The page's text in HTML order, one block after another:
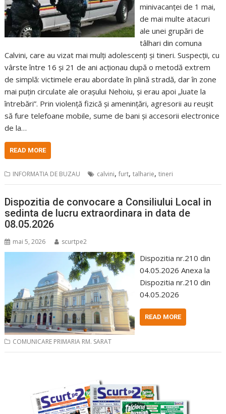
minivacanței de 1 mai,
de mai multe atacuri
ale unei grupări de
tâlhari din comuna
Calvini, care au vizat mai mulți adolescenți și tineri. Suspecții, cu
vârste între 16 și 21 de ani acționau după o metodă extrem
de simplă: victimele erau abordate în plină stradă, dar în zone
mai puțin circulate ale orașului Nehoiu, și erau apoi „luate la
întrebări”. Prin violență fizică și amenințări, agresorii au reușit
să fure telefoane mobile, sume de bani și accesorii electronice
de la…
READ MORE
INFORMATIA DE BUZAU calvini,furt,talharie,tineri
Dispozitia de convocare a Consiliului Local in
sedinta de lucru extraordinara in data de
08.05.2026
mai 5, 2026 scurtpe2
Dispozitia nr.210 din
04.05.2026 Anexa la
Dispozitia nr.210 din
04.05.2026
READ MORE
COMUNICARE PRIMARIA RM. SARAT